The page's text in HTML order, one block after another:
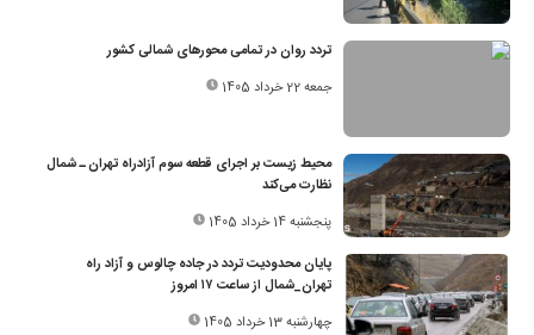
تردد روان در تمامی محورهای شمالی کشور
جمعه 22 خرداد 1405
محیط زیست بر اجرای قطعه سوم آزادراه تهران ـ شمال
نظارت می‌کند
پنجشنبه 14 خرداد 1405
پایان محدودیت تردد در جاده چالوس و آزاد راه
تهران_شمال از ساعت ۱۷ امروز
چهارشنبه 13 خرداد 1405